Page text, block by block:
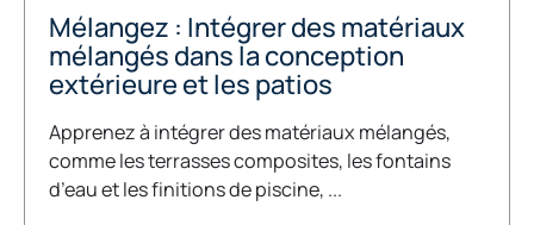
Mélangez : Intégrer des matériaux
mélangés dans la conception
extérieure et les patios
Apprenez à intégrer des matériaux mélangés,
comme les terrasses composites, les fontains
d’eau et les finitions de piscine, ...